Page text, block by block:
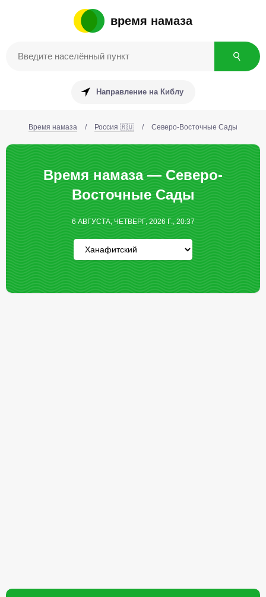
время намаза
Направление на Киблу
Время намаза / Россия 🇷🇺 / Северо-Восточные Сады
Время намаза — Северо-
Восточные Сады
6 АВГУСТА, ЧЕТВЕРГ, 2026 Г., 20:37